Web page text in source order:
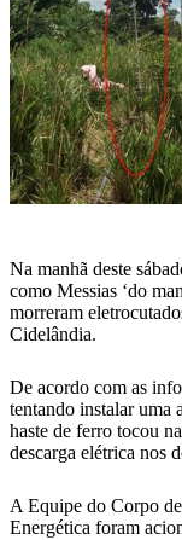
Na manhã deste
como Messias ‘do
morreram
Cidelândia.
De acordo com as
tentando instalar uma
haste de ferro tocou
descarga elétrica nos
A Equipe do Corpo
Energética foram